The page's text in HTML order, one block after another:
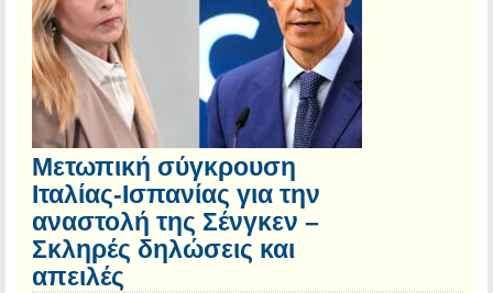
Μετωπική σύγκρουση
Ιταλίας-Ισπανίας για την
αναστολή της Σένγκεν –
Σκληρές δηλώσεις και
απειλές